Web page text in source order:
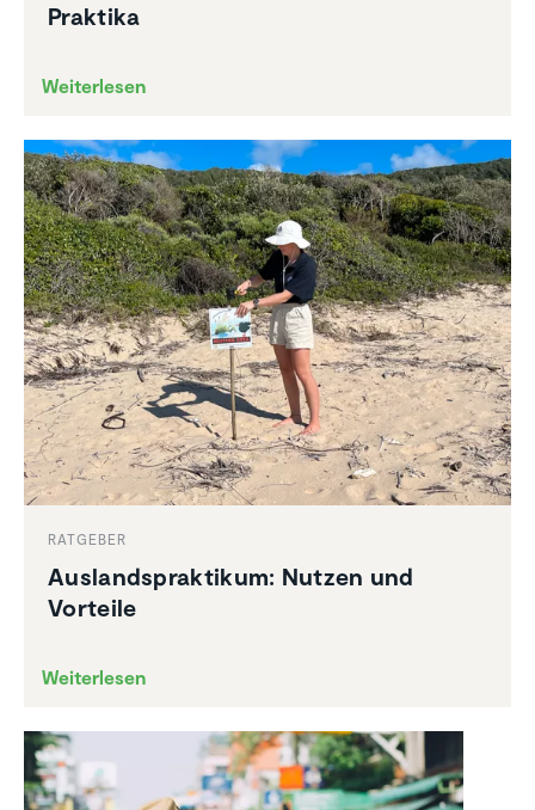
Praktika
Weiterlesen
RATGEBER
Auslands­prak­tikum: Nutzen und
Vorteile
Weiterlesen